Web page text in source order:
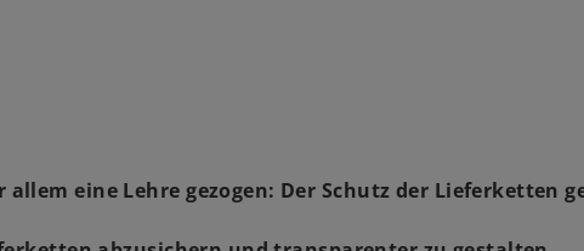
allem eine Lehre gezogen: Der Schutz der Lieferketten